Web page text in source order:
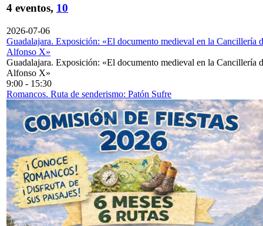
4 eventos, 10
2026-07-06
Guadalajara. Exposición: «El documento medieval en la Cancillería
Alfonso X»
Guadalajara. Exposición: «El documento medieval en la Cancillería
Alfonso X»
9:00 - 15:30
Romancos. Ruta de senderismo: Patón Sufre